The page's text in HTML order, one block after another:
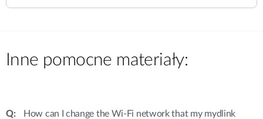
Inne pomocne materiały:
How can I change the Wi-Fi network that my mydlink